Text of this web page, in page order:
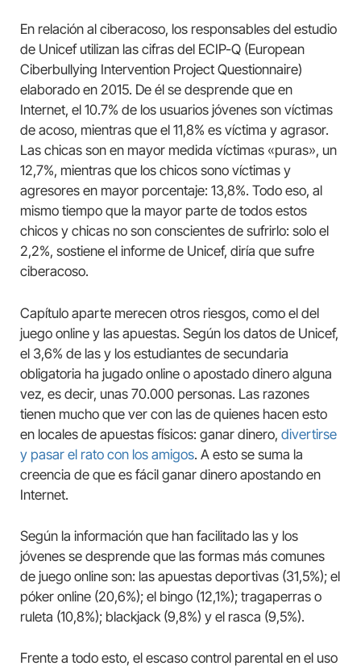
En relación al ciberacoso, los responsables del estudio
de Unicef utilizan las cifras del ECIP-Q (European
Ciberbullying Intervention Project Questionnaire)
elaborado en 2015. De él se desprende que en
Internet, el 10.7% de los usuarios jóvenes son víctimas
de acoso, mientras que el 11,8% es víctima y agrasor.
Las chicas son en mayor medida víctimas «puras», un
12,7%, mientras que los chicos sono víctimas y
agresores en mayor porcentaje: 13,8%. Todo eso, al
mismo tiempo que la mayor parte de todos estos
chicos y chicas no son conscientes de sufrirlo: solo el
2,2%, sostiene el informe de Unicef, diría que sufre
ciberacoso.
Capítulo aparte merecen otros riesgos, como el del
juego online y las apuestas. Según los datos de Unicef,
el 3,6% de las y los estudiantes de secundaria
obligatoria ha jugado online o apostado dinero alguna
vez, es decir, unas 70.000 personas. Las razones
tienen mucho que ver con las de quienes hacen esto
en locales de apuestas físicos: ganar dinero, divertirse
y pasar el rato con los amigos. A esto se suma la
creencia de que es fácil ganar dinero apostando en
Internet.
Según la información que han facilitado las y los
jóvenes se desprende que las formas más comunes
de juego online son: las apuestas deportivas (31,5%); el
póker online (20,6%); el bingo (12,1%); tragaperras o
ruleta (10,8%); blackjack (9,8%) y el rasca (9,5%).
Frente a todo esto, el escaso control parental en el uso